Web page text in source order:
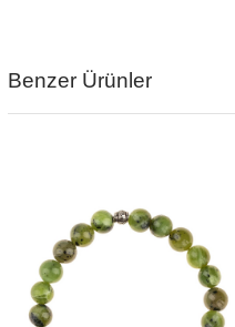
Benzer Ürünler